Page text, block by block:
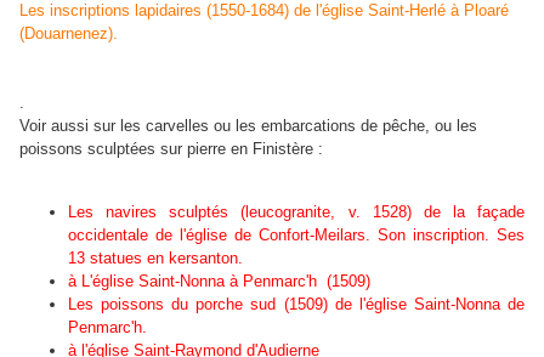
Les inscriptions lapidaires (1550-1684) de l'église Saint-Herlé à Ploaré
(Douarnenez).
.
Voir aussi sur les carvelles ou les embarcations de pêche, ou les
poissons sculptées sur pierre en Finistère :
Les navires sculptés (leucogranite, v. 1528) de la façade
occidentale de l'église de Confort-Meilars. Son inscription. Ses
13 statues en kersanton.
à L'église Saint-Nonna à Penmarc'h (1509)
Les poissons du porche sud (1509) de l'église Saint-Nonna de
Penmarc'h.
à l'église Saint-Raymond d'Audierne